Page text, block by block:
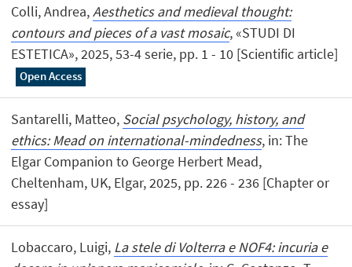
Colli, Andrea,Aesthetics and medieval thought:
contours and pieces of a vast mosaic, «STUDI DI
ESTETICA», 2025, 53-4 serie, pp. 1 - 10 [Scientific article]
Open Access
Santarelli, Matteo, Social psychology, history, and
ethics: Mead on international-mindedness, in: The
Elgar Companion to George Herbert Mead,
Cheltenham, UK, Elgar, 2025, pp. 226 - 236 [Chapter or
essay]
Lobaccaro, Luigi, La stele di Volterra e NOF4: incuria e